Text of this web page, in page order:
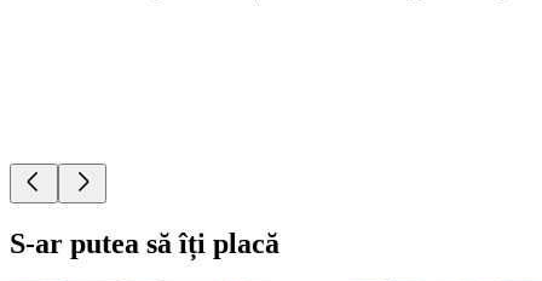
S-ar putea să îți placă